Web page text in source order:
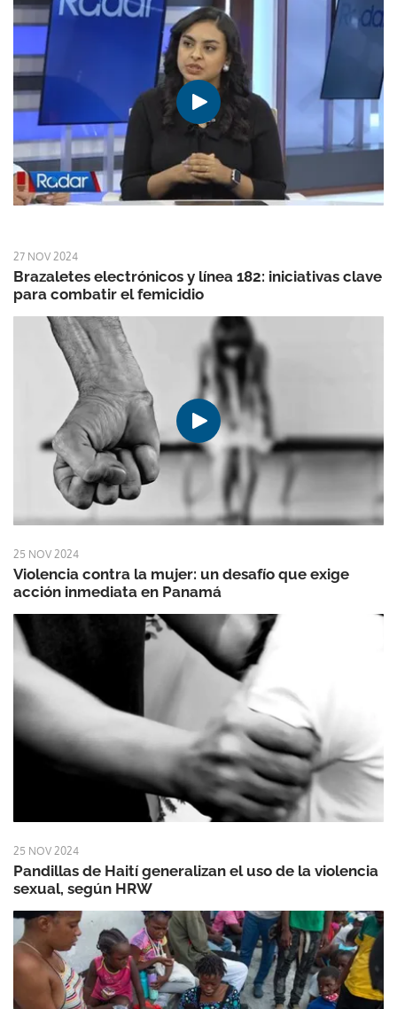
27 NOV 2024
Brazaletes electrónicos y línea 182: iniciativas clave
para combatir el femicidio
25 NOV 2024
Violencia contra la mujer: un desafío que exige
acción inmediata en Panamá
25 NOV 2024
Pandillas de Haití generalizan el uso de la violencia
sexual, según HRW